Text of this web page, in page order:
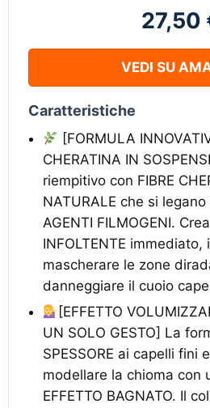
27,50
VEDI SU
Caratteristiche
[FORMULA
CHERATINA IN
riempitivo con FIBRE
NATURALE che si
AGENTI FILMOGENI.
INFOLTENTE immediato,
mascherare le zone
danneggiare il cuoio
[EFFETTO
UN SOLO GESTO] La
SPESSORE ai capelli fini
modellare la chioma con
EFFETTO BAGNATO. Il